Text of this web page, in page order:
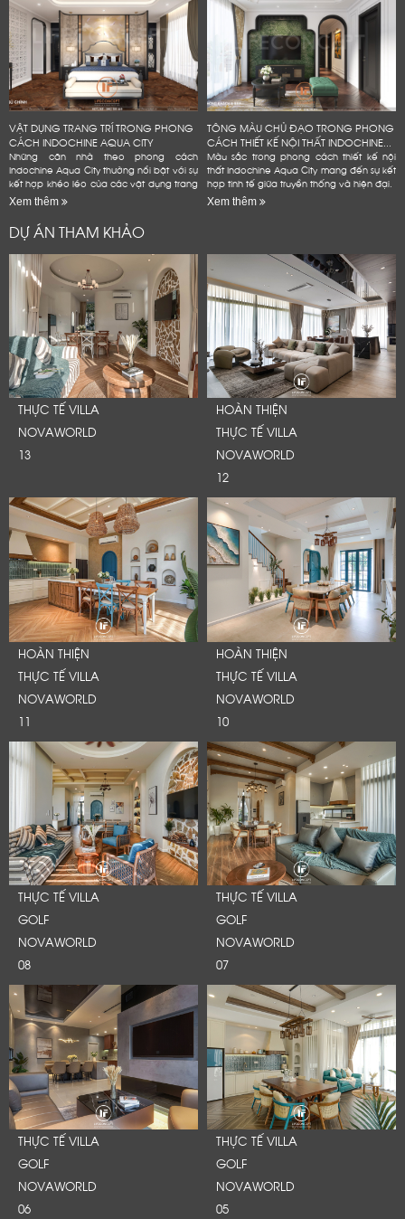
VẬT DỤNG TRANG TRÍ TRONG PHONG
CÁCH INDOCHINE AQUA CITY
Những căn nhà theo phong cách
Indochine Aqua City thường nổi bật với sự
kết hợp khéo léo của các vật dụng trang
trí mang đậm dấu ấn văn hóa Đông
Dương
Xem thêm
TÔNG MÀU CHỦ ĐẠO TRONG PHONG
CÁCH THIẾT KẾ NỘI THẤT INDOCHINE...
Màu sắc trong phong cách thiết kế nội
thất Indochine Aqua City mang đến sự kết
hợp tinh tế giữa truyền thống và hiện đại.
Xem thêm
DỰ ÁN THAM KHẢO
THỰC TẾ VILLA
NOVAWORLD
13
HOÀN THIỆN
THỰC TẾ VILLA
NOVAWORLD
12
HOÀN THIỆN
THỰC TẾ VILLA
NOVAWORLD
11
HOÀN THIỆN
THỰC TẾ VILLA
NOVAWORLD
10
THỰC TẾ VILLA
GOLF
NOVAWORLD
08
THỰC TẾ VILLA
GOLF
NOVAWORLD
07
THỰC TẾ VILLA
GOLF
NOVAWORLD
06
THỰC TẾ VILLA
GOLF
NOVAWORLD
05
LỜI CẢM ƠN
LIFECONCEPT